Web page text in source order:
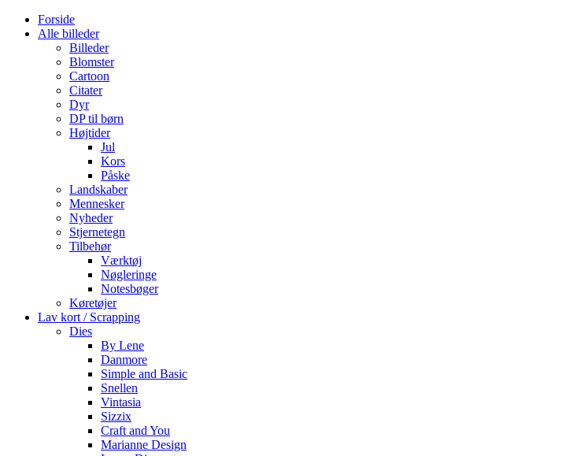
Forside
Alle billeder
Billeder
Blomster
Cartoon
Citater
Dyr
DP til børn
Højtider
Jul
Kors
Påske
Landskaber
Mennesker
Nyheder
Stjernetegn
Tilbehør
Værktøj
Nøgleringe
Notesbøger
Køretøjer
Lav kort / Scrapping
Dies
By Lene
Danmore
Simple and Basic
Snellen
Vintasia
Sizzix
Craft and You
Marianne Design